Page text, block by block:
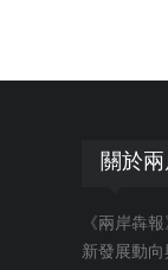
關於
《兩岸犇
新發展動